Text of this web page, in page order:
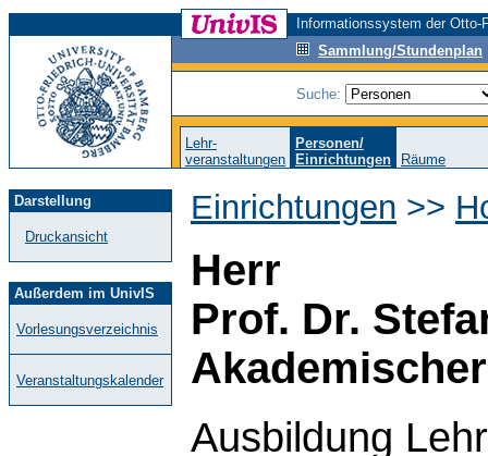
Informationssystem der
Sammlung/Stundenplan
Suche:
Lehr-
veranstaltungen
Personen/
Einrichtungen
Räume
Darstellung
Druckansicht
Außerdem im UnivIS
Vorlesungsverzeichnis
Veranstaltungskalender
Einrichtungen >>
Herr
Prof. Dr.
Ausbildung